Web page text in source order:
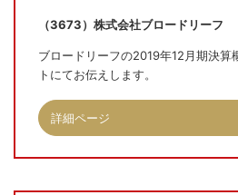
（3673）株式会社ブロードリーフ
ブロードリーフの2019年12月期決算
トにてお伝えします。
詳細ページ